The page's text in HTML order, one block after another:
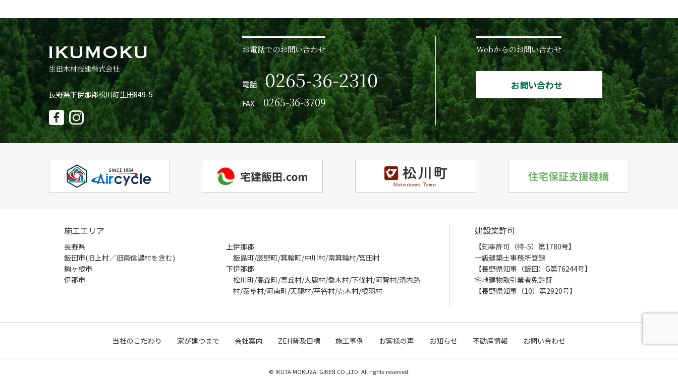
生田木材技建株式会社
長野県下伊那郡松川町生田849-5
お電話でのお問い合わせ
電話0265-36-2310
FAX0265-36-3709
Webからのお問い合わせ
お問い合わせ
施工エリア
長野県
飯田市(旧上村／旧南信濃村を含む)
駒ヶ根市
伊那市
上伊那郡
飯島町/辰野町/箕輪町/中川村/南箕輪村/宮田村
下伊那郡
松川町/高森町/豊丘村/大鹿村/喬木村/下條村/阿智村/清内路
村/泰阜村/阿南町/天龍村/平谷村/売木村/根羽村
建設業許可
【知事許可（特-5）第1780号】
一級建築士事務所登録
【長野県知事（飯田）G第76244号】
宅地建物取引業者免許証
【長野県知事（10）第2920号】
当社のこだわり 家が建つまで 会社案内 ZEH普及目標 施工事例 お客様の声 お知らせ 不動産情報 お問い合わせ
© IKUTA MOKUZAI GIKEN CO.,LTD. All rights reserved.